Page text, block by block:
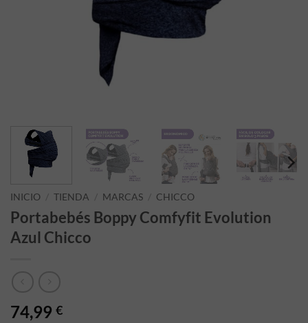
INICIO / TIENDA / MARCAS / CHICCO
Portabebés Boppy Comfyfit Evolution
Azul Chicco
74,99 €